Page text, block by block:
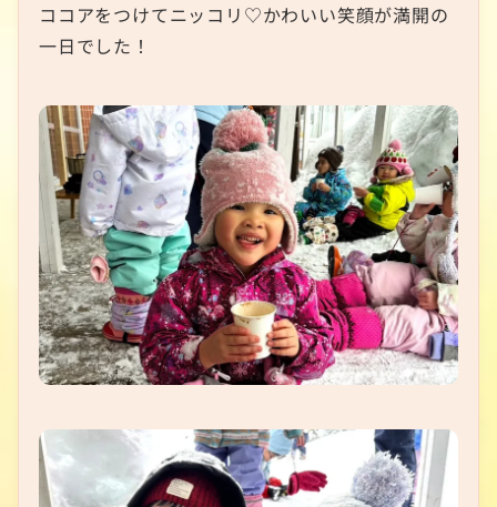
ココアをつけてニッコリ♡かわいい笑顔が満開の
一日でした！